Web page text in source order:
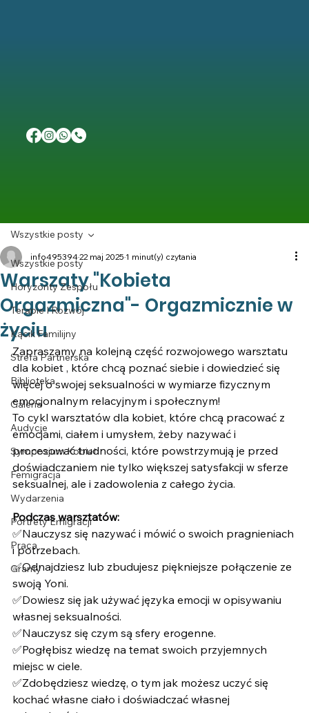
Wszystkie posty
Horyzonty Zespołu
Terapie I Rozwój
Kącik Familijny
Strefa Partnerska
Biblioteka
Galeria
Audycje
Sympozjum Kobiet
Femigracja
Wydarzenia
Portrety Emigracji
Praca
Granty
Wszystkie posty
Warszaty "Kobieta
Orgazmiczna"- Orgazmicznie w
życiu
info49539422 maj 2025 1 minut(y) czytania
Zapraszamy na kolejną część rozwojowego warsztatu
dla kobiet , które chcą poznać siebie i dowiedzieć się
więcej o swojej seksualności w wymiarze fizycznym
emocjonalnym relacyjnym i społecznym!
To cykl warsztatów dla kobiet, które chcą pracować z
emocjami, ciałem i umysłem, żeby nazywać i
procesować trudności, które powstrzymują je przed
doświadczaniem nie tylko większej satysfakcji w sferze
seksualnej, ale i zadowolenia z całego życia.
Podczas warsztatów:
✅Nauczysz się nazywać i mówić o swoich pragnieniach
i potrzebach.
✅Odnajdziesz lub zbudujesz piękniejsze połączenie ze
swoją Yoni.
✅Dowiesz się jak używać języka emocji w opisywaniu
własnej seksualności.
✅Nauczysz się czym są sfery erogenne.
✅Pogłębisz wiedzę na temat swoich przyjemnych
miejsc w ciele.
✅Zdobędziesz wiedzę, o tym jak możesz uczyć się
kochać własne ciało i doświadczać własnej